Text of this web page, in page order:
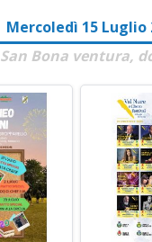
Mercoledì 15 Luglio
San Bona ventura,